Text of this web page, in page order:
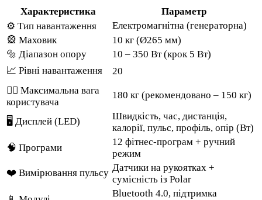
Характеристика
Параметр
⚙️ Тип навантаження
Електромагнітна (генераторна)
🎡 Маховик
10 кг (Ø265 мм)
🔩 Діапазон опору
10 – 350 Вт (крок 5 Вт)
📈 Рівні навантаження
20
🏋️‍♂️ Максимальна вага
користувача
180 кг (рекомендовано – 150 кг)
🖥 Дисплей (LED)
Швидкість, час, дистанція,
калорії, пульс, профіль, опір (Вт)
🧠 Програми
12 фітнес-програм + ручний
режим
❤️ Вимірювання пульсу Датчики на рукоятках +
сумісність із Polar
Bluetooth 4.0, підтримка